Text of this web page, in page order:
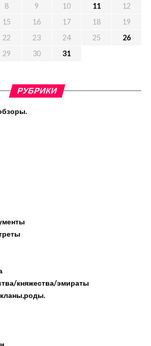
8 9 10 11
12
15 16 17 18
19
22 23 24 25
26
29 30
31
РУБРИКИ
княжества/эмираты